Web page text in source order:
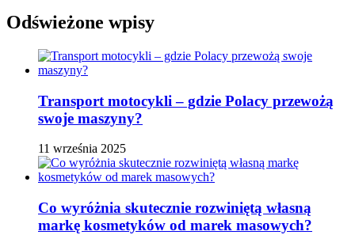
Odświeżone wpisy
Transport motocykli – gdzie Polacy przewożą
swoje maszyny?
11 września 2025
Co wyróżnia skutecznie rozwiniętą własną
markę kosmetyków od marek masowych?